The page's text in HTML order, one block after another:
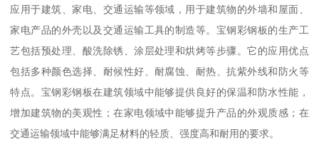
应用于建筑、家电、交通运输等领域，用于建筑物的外墙和屋面、
家电产品的外壳以及交通运输工具的制造等。宝钢彩钢板的生产工
艺包括预处理、酸洗除锈、涂层处理和烘烤等步骤。它的应用优点
包括多种颜色选择、耐候性好、耐腐蚀、耐热、抗紫外线和防火等
特点。宝钢彩钢板在建筑领域中能够提供良好的保温和防水性能，
增加建筑物的美观性；在家电领域中能够提升产品的外观质感；在
交通运输领域中能够满足材料的轻质、强度高和耐用的要求。